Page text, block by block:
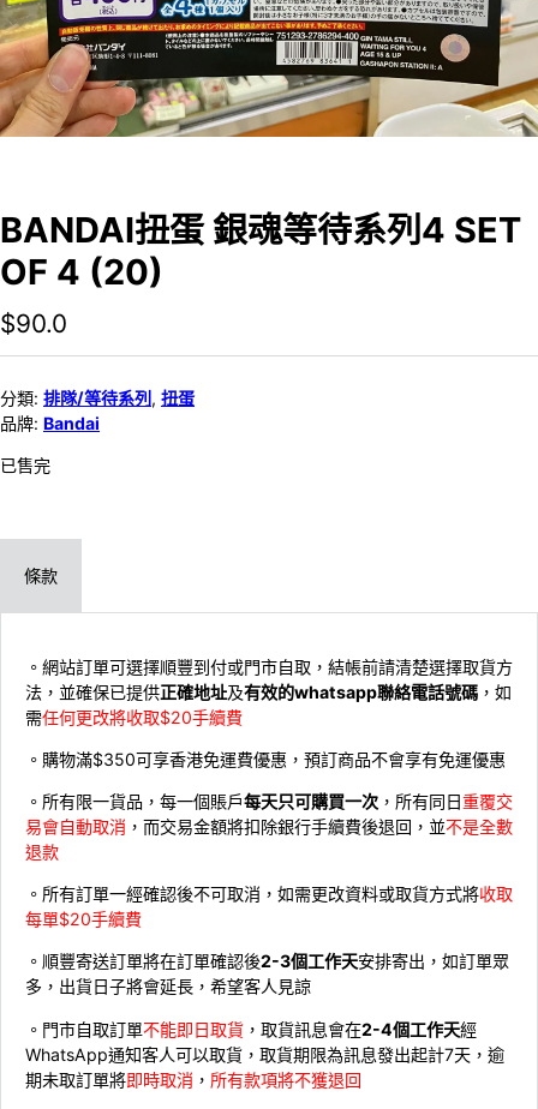
BANDAI扭蛋 銀魂等待系列4 SET
OF 4 (20)
$90.0
分類: 排隊/等待系列 , 扭蛋
品牌: Bandai
已售完
條款
。網站訂單可選擇順豐到付或門市自取，結帳前請清楚選擇取貨方
法，並確保已提供正確地址及有效的whatsapp聯絡電話號碼 ，如
需任何更改將收取$20手續費
。購物滿$350可享香港免運費優惠，預訂商品不會享有免運優惠
。所有限一貨品，每一個賬戶每天只可購買一次 ，所有同日重覆交
易會自動取消 ，而交易金額將扣除銀行手續費後退回，並不是全數
退款
。所有訂單一經確認後不可取消，如需更改資料或取貨方式將收取
每單$20手續費
。順豐寄送訂單將在訂單確認後2-3個工作天安排寄出，如訂單眾
多，出貨日子將會延長，希望客人見諒
。門市自取訂單不能即日取貨 ，取貨訊息會在2-4個工作天經
WhatsApp通知客人可以取貨，取貨期限為訊息發出起計7天，逾
期未取訂單將即時取消 ， 所有款項將不獲退回